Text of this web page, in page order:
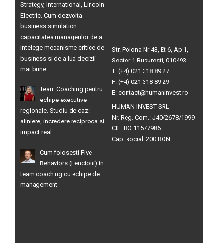
Strategy, International, Lincoln
Electric. Cum dezvolta
business simulation
capacitatea managerilor de a
intelege mecanisme critice de
business si de a lua decizii
mai bune
Team Coaching pentru
echipe executive
regionale. Studiu de caz:
aliniere, incredere reciproca si
impact real
Cum folosesti Five
Behaviors (Lencioni) in
team coaching cu echipe de
management
Str. Polona Nr 43, Et 6, Ap 1,
Sector 1 Bucuresti, 010493
T: (+4) 021 318 89 27
F: (+4) 021 318 89 29
E: contact@humaninvest.ro
HUMAN INVEST SRL
Nr. Reg. Com.: J40/2678/1999
CIF: RO 11577986
Cap. social: 200 RON